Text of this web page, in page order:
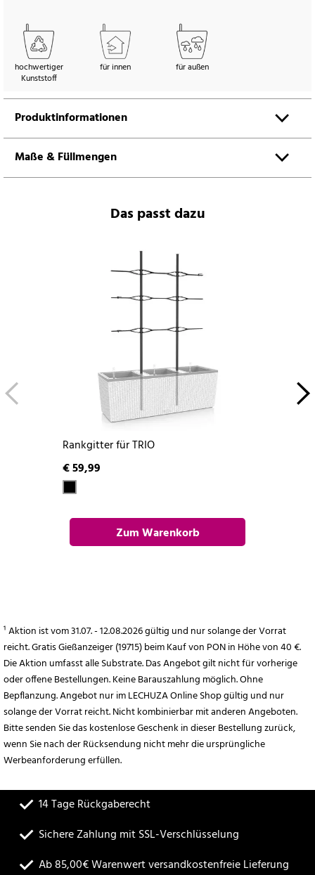
hochwertiger
Kunststoff
für innen für außen
Produktinformationen
Maße & Füllmengen
Das passt dazu
Rankgitter für TRIO
€ 59,99
Zum Warenkorb
¹ Aktion ist vom 31.07. - 12.08.2026 gültig und nur solange der Vorrat
reicht. Gratis Gießanzeiger (19715) beim Kauf von PON in Höhe von 40 €.
Die Aktion umfasst alle Substrate. Das Angebot gilt nicht für vorherige
oder offene Bestellungen. Keine Barauszahlung möglich. Ohne
Bepflanzung. Angebot nur im LECHUZA Online Shop gültig und nur
solange der Vorrat reicht. Nicht kombinierbar mit anderen Angeboten.
Bitte senden Sie das kostenlose Geschenk in dieser Bestellung zurück,
wenn Sie nach der Rücksendung nicht mehr die ursprüngliche
Werbeanforderung erfüllen.
14 Tage Rückgaberecht
Sichere Zahlung mit SSL-Verschlüsselung
Ab 85,00€ Warenwert versandkostenfreie Lieferung